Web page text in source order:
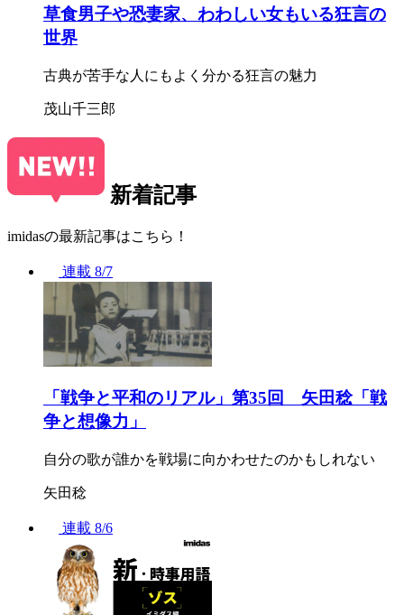
草食男子や恐妻家、わわしい女もいる狂言の
世界
古典が苦手な人にもよく分かる狂言の魅力
茂山千三郎
新着記事
imidasの最新記事はこちら！
連載 8/7
「戦争と平和のリアル」第35回 矢田稔「戦
争と想像力」
自分の歌が誰かを戦場に向かわせたのかもしれない
矢田稔
連載 8/6